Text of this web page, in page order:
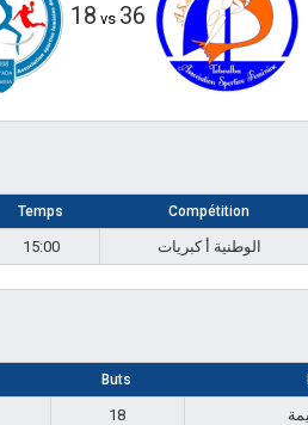
18 vs 36
Temps Compétition
15:00 الوطنية أ كبريات
Buts
18